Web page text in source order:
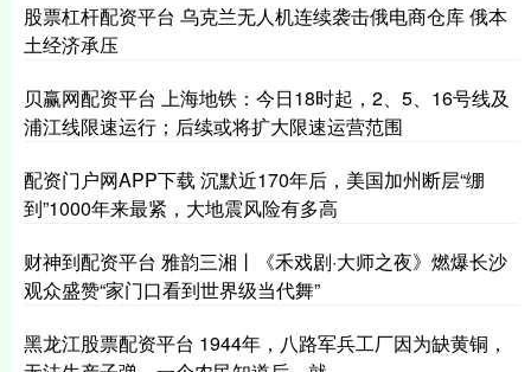
股票杠杆配资平台 乌克兰无人机连续袭击俄电商仓库 俄本
土经济承压
贝赢网配资平台 上海地铁：今日18时起，2、5、16号线及
浦江线限速运行；后续或将扩大限速运营范围
配资门户网APP下载 沉默近170年后，美国加州断层“绷
到”1000年来最紧，大地震风险有多高
财神到配资平台 雅韵三湘丨《禾戏剧·大师之夜》燃爆长沙
观众盛赞“家门口看到世界级当代舞”
黑龙江股票配资平台 1944年，八路军兵工厂因为缺黄铜，